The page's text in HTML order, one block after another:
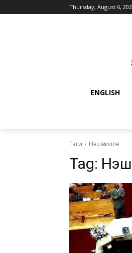
Thursday, August 6,
ENGLISH
Тэги Нэшвилле
Tag: